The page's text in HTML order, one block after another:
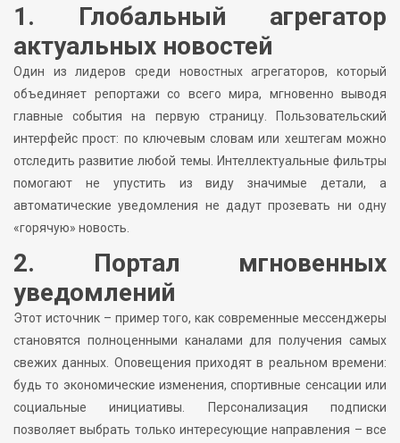
1. Глобальный агрегатор
актуальных новостей
Один из лидеров среди новостных агрегаторов, который
объединяет репортажи со всего мира, мгновенно выводя
главные события на первую страницу. Пользовательский
интерфейс прост: по ключевым словам или хештегам можно
отследить развитие любой темы. Интеллектуальные фильтры
помогают не упустить из виду значимые детали, а
автоматические уведомления не дадут прозевать ни одну
«горячую» новость.
2. Портал мгновенных
уведомлений
Этот источник – пример того, как современные мессенджеры
становятся полноценными каналами для получения самых
свежих данных. Оповещения приходят в реальном времени:
будь то экономические изменения, спортивные сенсации или
социальные инициативы. Персонализация подписки
позволяет выбрать только интересующие направления – все